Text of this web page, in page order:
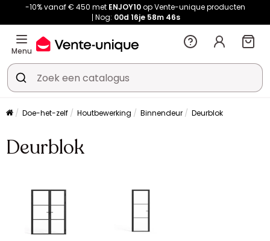
-10% vanaf € 450 met ENJOY10op Vente-unique producten
Nog: 00d 16je 58m 45s
Menu
Doe-het-zelf Houtbewerking Binnendeur Deurblok
Deurblok